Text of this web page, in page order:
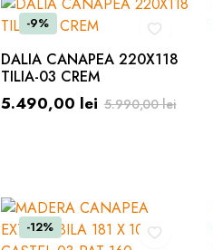
-9%
DALIA CANAPEA 220X118
TILIA-03 CREM
5.990,00lei
5.490,00 lei
-12%